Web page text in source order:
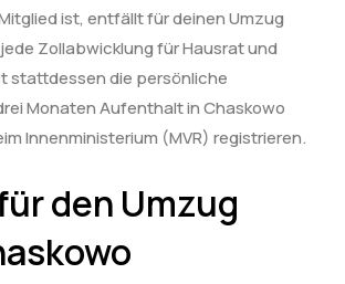
ist, entfällt für deinen Umzug
Zollabwicklung für Hausrat und
stattdessen die persönliche
Monaten Aufenthalt in Chaskowo
Innenministerium (MVR) registrieren.
den Umzug